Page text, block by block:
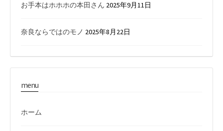
お手本はホホホの本田さん 2025年9月11日
奈良ならではのモノ 2025年8月22日
menu
ホーム